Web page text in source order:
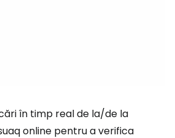
în timp real de la/de la
online pentru a verifica